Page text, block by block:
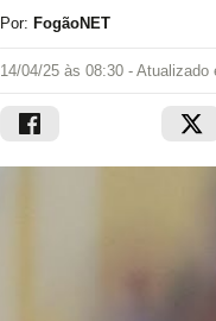
Por: FogãoNET
14/04/25 às 08:30 - Atualizado